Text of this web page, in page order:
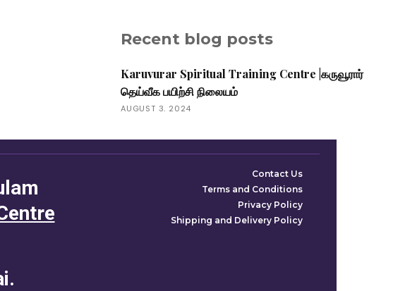
Recent blog posts
Karuvurar Spiritual Training Centre |கருவூரார்
தெய்வீக பயிற்சி நிலையம்
AUGUST 3, 2024
Contact Us
Terms and Conditions
Privacy Policy
Shipping and Delivery Policy